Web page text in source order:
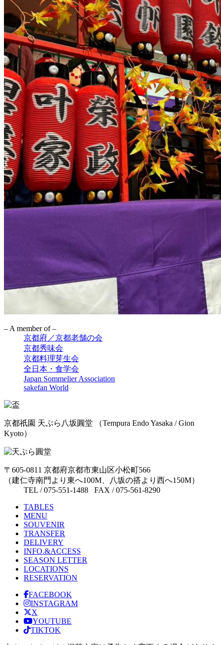
– A member of –
京都府／京都老舗の会
京都秀味会
京都料理芽生会
全日本・食学会
Japan Sommelier Association
sakefan World
京都祇園 天ぷら八坂圓堂 （Tempura Endo Yasaka / Gion
Kyoto）
〒605-0811 京都府京都市東山区小松町566
（建仁寺南門より東へ100M、八坂の搭より西へ150M）
TEL / 075-551-1488 FAX / 075-561-8290
TABLES
MENU
SOUVENIR
TRANSFER
DELIVERY
INFO.&ACCESS
SEASON LETTER
LOCATIONS
RESERVATION
FACEBOOK
INSTAGRAM
X
YOUTUBE
TIKTOK